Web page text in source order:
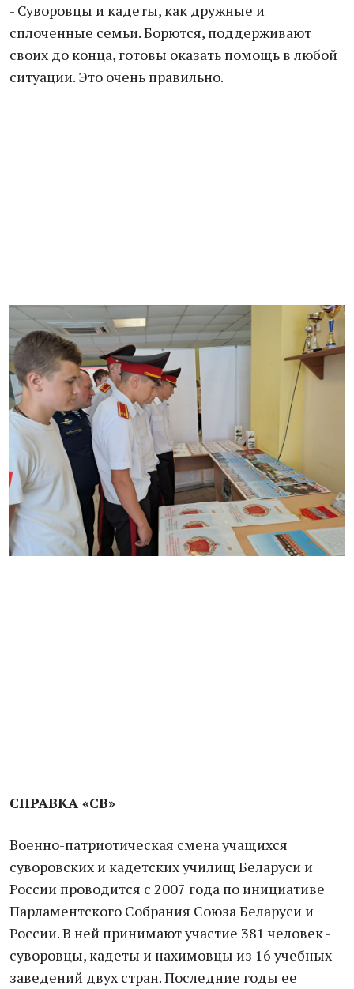
- Суворовцы и кадеты, как дружные и
сплоченные семьи. Борются, поддерживают
своих до конца, готовы оказать помощь в любой
ситуации. Это очень правильно.
СПРАВКА «СВ»
Военно-патриотическая смена учащихся
суворовских и кадетских училищ Беларуси и
России проводится с 2007 года по инициативе
Парламентского Собрания Союза Беларуси и
России. В ней принимают участие 381 человек -
суворовцы, кадеты и нахимовцы из 16 учебных
заведений двух стран. Последние годы ее